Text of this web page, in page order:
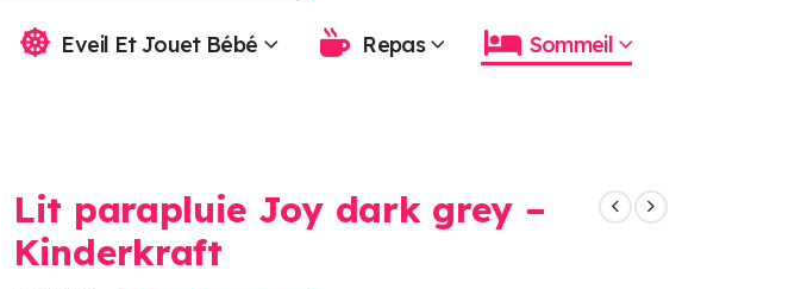
Eveil Et Jouet Bébé Repas Sommeil
Lit parapluie Joy dark grey –
Kinderkraft